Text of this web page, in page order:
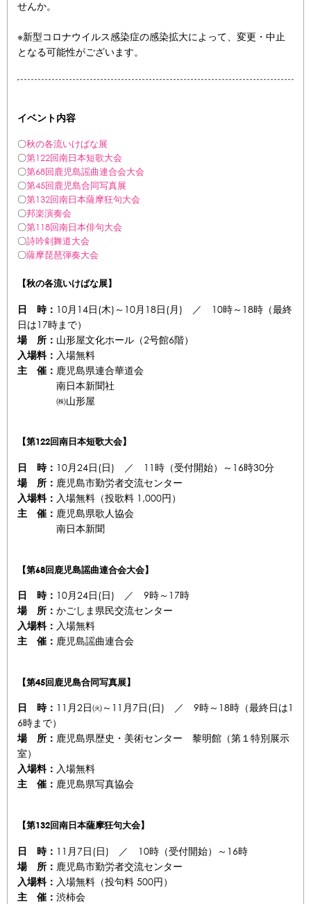
せんか。
※新型コロナウイルス感染症の感染拡大によって、変更・中止
となる可能性がございます。
イベント内容
〇秋の各流いけばな展
〇第122回南日本短歌大会
〇第68回鹿児島謡曲連合会大会
〇第45回鹿児島合同写真展
〇第132回南日本薩摩狂句大会
〇邦楽演奏会
〇第118回南日本俳句大会
〇詩吟剣舞道大会
〇薩摩琵琶弾奏大会
【秋の各流いけばな展】
日 時： 10月14日(木)～10月18日(月) ／ 10時～18時（最終
日は17時まで）
場 所： 山形屋文化ホール（2号館6階）
入場料： 入場無料
主 催： 鹿児島県連合華道会
南日本新聞社
㈱山形屋
【第122回南日本短歌大会】
日 時： 10月24日(日) ／ 11時（受付開始）～16時30分
場 所： 鹿児島市勤労者交流センター
入場料： 入場無料（投歌料 1,000円）
主 催： 鹿児島県歌人協会
南日本新聞
【第68回鹿児島謡曲連合会大会】
日 時： 10月24日(日) ／ 9時～17時
場 所： かごしま県民交流センター
入場料： 入場無料
主 催： 鹿児島謡曲連合会
【第45回鹿児島合同写真展】
日 時： 11月2日㈫～11月7日(日) ／ 9時～18時（最終日は1
6時まで）
場 所： 鹿児島県歴史・美術センター 黎明館（第１特別展示
室）
入場料： 入場無料
主 催： 鹿児島県写真協会
【第132回南日本薩摩狂句大会】
日 時： 11月7日(日) ／ 10時（受付開始）～16時
場 所： 鹿児島市勤労者交流センター
入場料： 入場無料（投句料 500円）
主 催： 渋柿会